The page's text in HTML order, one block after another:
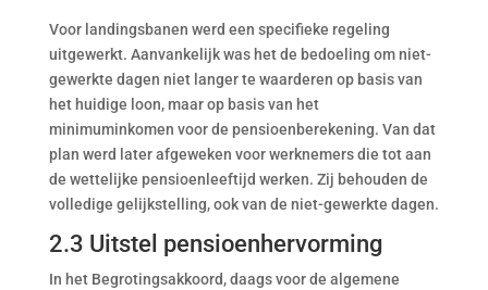
Voor landingsbanen werd een specifieke regeling
uitgewerkt. Aanvankelijk was het de bedoeling om niet-
gewerkte dagen niet langer te waarderen op basis van
het huidige loon, maar op basis van het
minimuminkomen voor de pensioenberekening. Van dat
plan werd later afgeweken voor werknemers die tot aan
de wettelijke pensioenleeftijd werken. Zij behouden de
volledige gelijkstelling, ook van de niet-gewerkte dagen.
2.3 Uitstel pensioenhervorming
In het Begrotingsakkoord, daags voor de algemene